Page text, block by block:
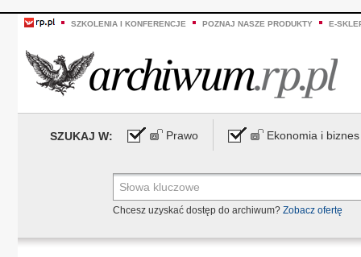
SZKOLENIA I KONFERENCJE POZNAJ NASZE PRODUKTY E-
SZUKAJ W: Prawo Ekonomia i biznes
Chcesz uzyskać dostęp do archiwum? Zobacz ofertę